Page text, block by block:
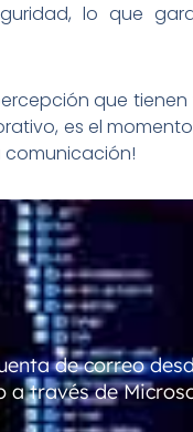
lo que
que
es el
comunicación!
de correo
a través de